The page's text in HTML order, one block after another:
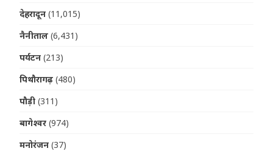
देहरादून (11,015)
नैनीताल (6,431)
पर्यटन (213)
पिथौरागढ़ (480)
पौड़ी (311)
बागेश्वर (974)
मनोरंजन (37)